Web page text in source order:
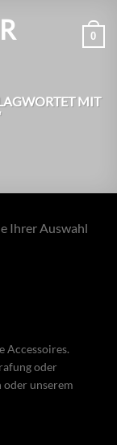
0
MIT
Ihrer Auswahl
Accessoires.
oder
oder unserem